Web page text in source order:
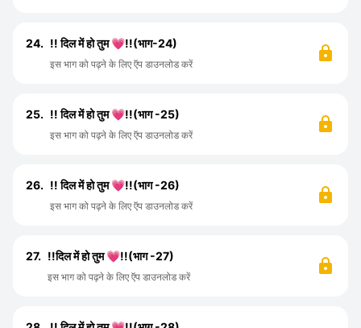
24. !! दिल में हो तुम 💗!!(भाग-24)
इस भाग को पढ़ने के लिए ऍप डाउनलोड करें
25. !! दिल में हो तुम 💗!!(भाग -25)
इस भाग को पढ़ने के लिए ऍप डाउनलोड करें
26. !! दिल में हो तुम 💗!!(भाग -26)
इस भाग को पढ़ने के लिए ऍप डाउनलोड करें
27. !!दिल में हो तुम 💗!!(भाग -27)
इस भाग को पढ़ने के लिए ऍप डाउनलोड करें